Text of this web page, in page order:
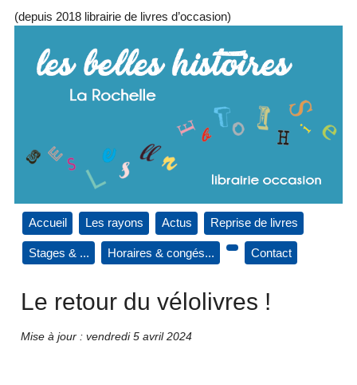
(depuis 2018 librairie de livres d’occasion)
Accueil Les rayons Actus Reprise de livres
Stages & ... Horaires & congés... Contact
Le retour du vélolivres !
Mise à jour : vendredi 5 avril 2024